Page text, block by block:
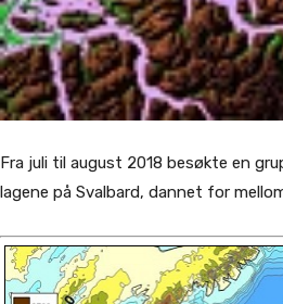
Fra juli til august 2018 besøkte en
lagene på Svalbard, dannet for